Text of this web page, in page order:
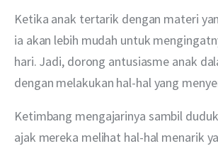
Ketika anak tertarik dengan materi
ia akan lebih mudah untuk
hari. Jadi, dorong antusiasme anak
dengan melakukan hal-hal yang
Ketimbang mengajarinya sambil
ajak mereka melihat hal-hal menarik